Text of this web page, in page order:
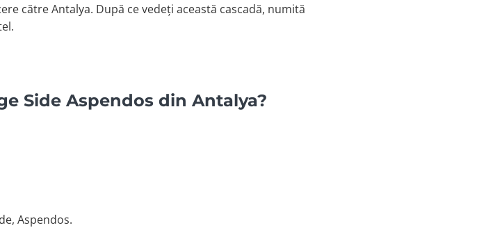
către Antalya. După ce vedeți această cascadă, numită
Side Aspendos din Antalya?
Aspendos.